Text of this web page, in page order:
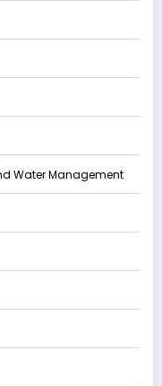
Water Management